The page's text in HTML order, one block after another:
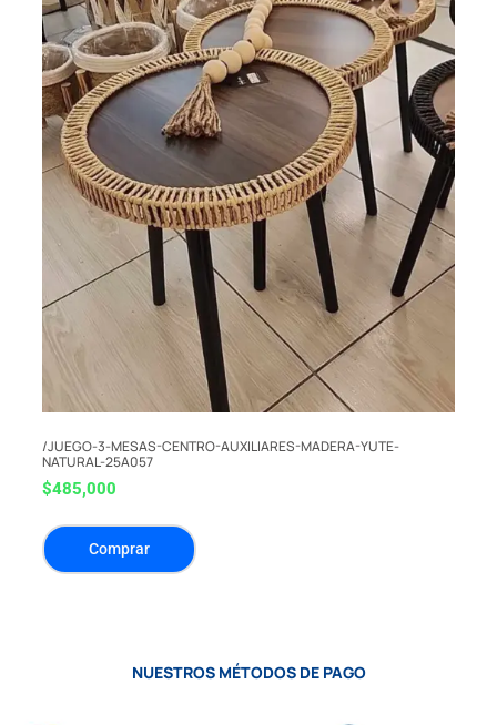
/JUEGO-3-MESAS-CENTRO-AUXILIARES-MADERA-YUTE-
NATURAL-25A057
$485,000
Comprar
NUESTROS MÉTODOS DE PAGO